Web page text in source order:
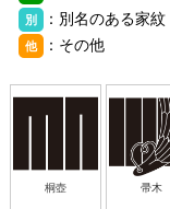
別 ：別名のある家紋
他 ：その他
桐壺 帚木